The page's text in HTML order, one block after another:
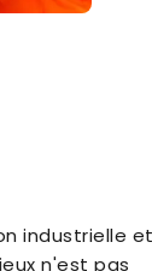
industrielle
n'est pas